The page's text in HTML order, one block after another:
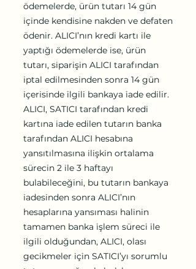
ödemelerde, ürün tutarı 14 gün
içinde kendisine nakden ve defaten
ödenir. ALICI’nın kredi kartı ile
yaptığı ödemelerde ise, ürün
tutarı, siparişin ALICI tarafından
iptal edilmesinden sonra 14 gün
içerisinde ilgili bankaya iade edilir.
ALICI, SATICI tarafından kredi
kartına iade edilen tutarın banka
tarafından ALICI hesabına
yansıtılmasına ilişkin ortalama
sürecin 2 ile 3 haftayı
bulabileceğini, bu tutarın bankaya
iadesinden sonra ALICI’nın
hesaplarına yansıması halinin
tamamen banka işlem süreci ile
ilgili olduğundan, ALICI, olası
gecikmeler için SATICI’yı sorumlu